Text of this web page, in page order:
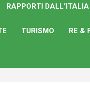
RAPPORTI DALL’ITALIA
TURISMO RE &